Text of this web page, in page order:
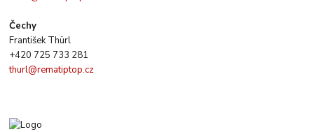
Čechy
František Thürl
+420 725 733 281
thurl@rematiptop.cz